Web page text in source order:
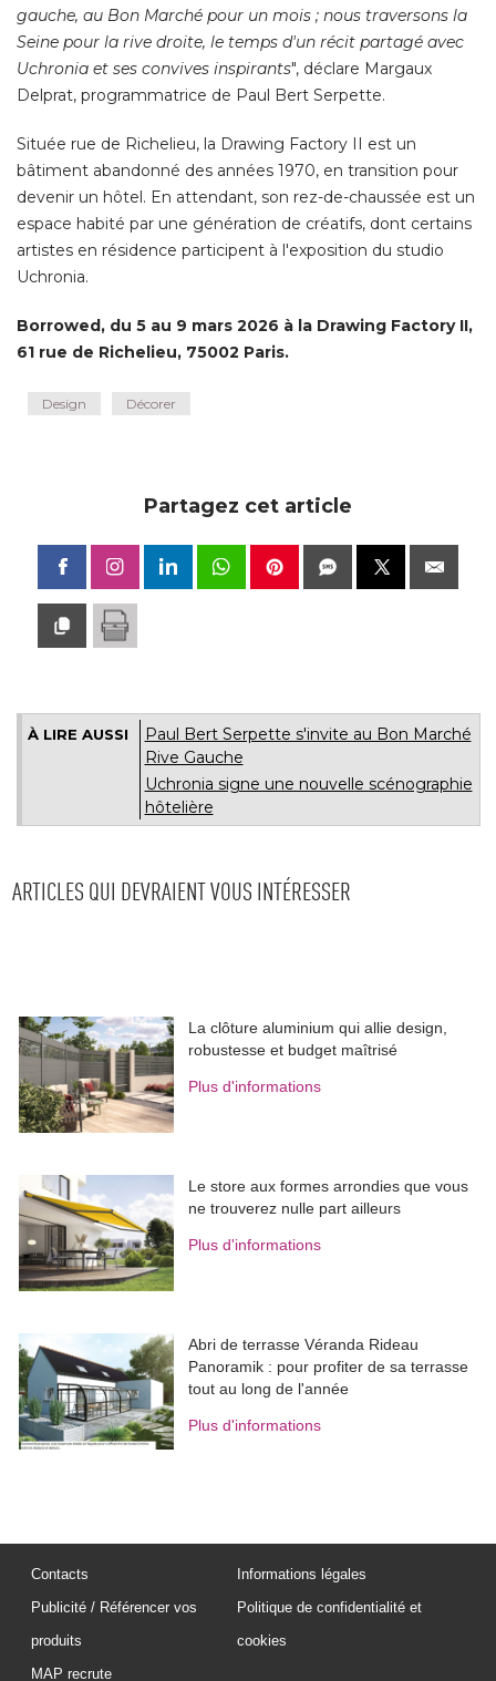
gauche, au Bon Marché pour un mois ; nous traversons la
Seine pour la rive droite, le temps d'un récit partagé avec
Uchronia et ses convives inspirants", déclare Margaux
Delprat, programmatrice de Paul Bert Serpette.
Située rue de Richelieu, la Drawing Factory II est un
bâtiment abandonné des années 1970, en transition pour
devenir un hôtel. En attendant, son rez-de-chaussée est un
espace habité par une génération de créatifs, dont certains
artistes en résidence participent à l'exposition du studio
Uchronia.
Borrowed, du 5 au 9 mars 2026 à la Drawing Factory II,
61 rue de Richelieu, 75002 Paris.
Design Décorer
Partagez cet article
À LIRE AUSSI
Paul Bert Serpette s'invite au Bon Marché
Rive Gauche
Uchronia signe une nouvelle scénographie
hôtelière
ARTICLES QUI DEVRAIENT VOUS INTÉRESSER
La clôture aluminium qui allie design,
robustesse et budget maîtrisé
Plus d'informations
Le store aux formes arrondies que vous
ne trouverez nulle part ailleurs
Plus d'informations
Abri de terrasse Véranda Rideau
Panoramik : pour profiter de sa terrasse
tout au long de l'année
Plus d'informations
Contacts
Publicité / Référencer vos
produits
MAP recrute
Informations légales
Politique de confidentialité et
cookies